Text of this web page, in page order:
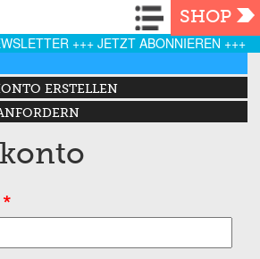
Navigation
SHOP
+++ JETZT ABONNIEREN +++
ERSTELLEN
*